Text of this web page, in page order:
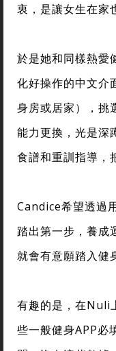
衷，是讓女生在家
於是她和同樣熱愛
化好操作的中文介
身房或居家），挑
能力更換，光是深
食譜和重訓指導，
Candice希望透過
踏出第一步，養成
就會有意願踏入健
有趣的是，在Nuli
些一般健身APP必